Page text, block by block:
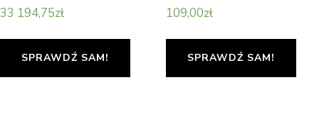
33 194,75zł
SPRAWDŹ SAM!
109,00zł
SPRAWDŹ SAM!